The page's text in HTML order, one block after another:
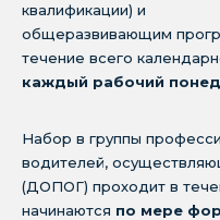
квалификации) и
общеразвивающим
течение всего
каждый рабочий
Набор в группы
водителей,
(ДОПОГ) проходит в
начинаются по мере